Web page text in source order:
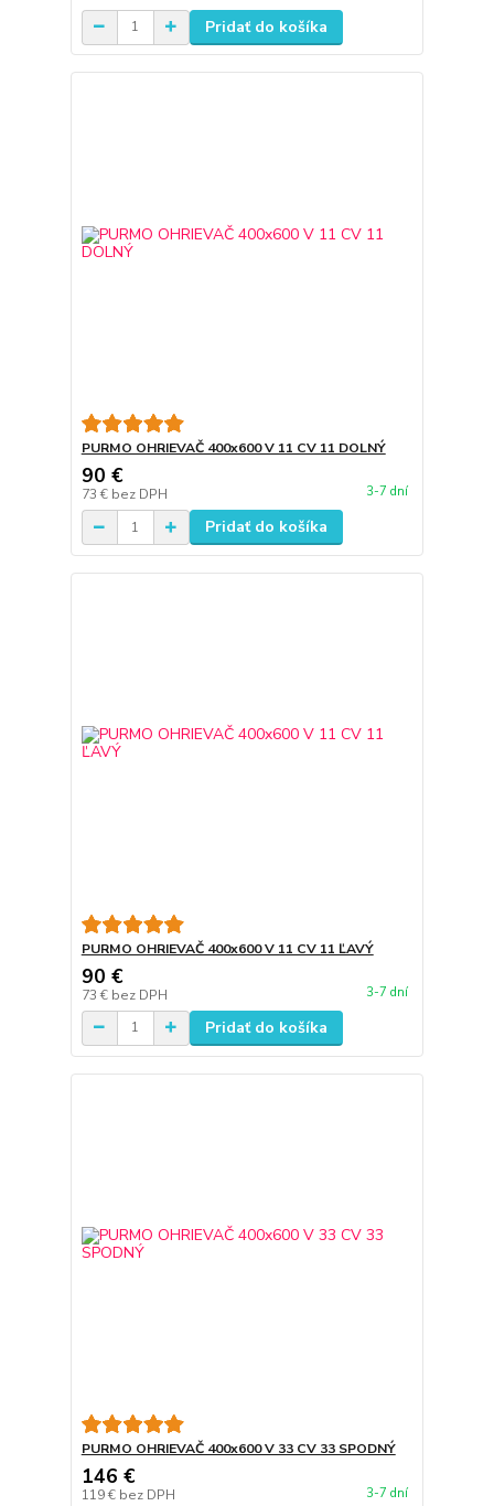
Pridať do košíka
PURMO OHRIEVAČ 400x600 V 11 CV 11 DOLNÝ
90 €
73 € bez DPH 3-7 dní
Pridať do košíka
PURMO OHRIEVAČ 400x600 V 11 CV 11 ĽAVÝ
90 €
73 € bez DPH 3-7 dní
Pridať do košíka
PURMO OHRIEVAČ 400x600 V 33 CV 33 SPODNÝ
146 €
119 € bez DPH 3-7 dní